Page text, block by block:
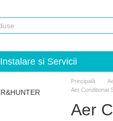
Instalare si Servicii
Principală
Aer Conditionat
Aer